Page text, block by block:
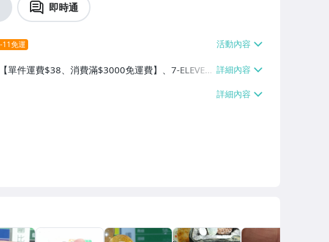
即時通
11免運
單件運費$38、消費滿$3000免運費】、7-ELEVEN
費$38、消費滿$3000免運費】、郵局掛號【單件運
免運費】